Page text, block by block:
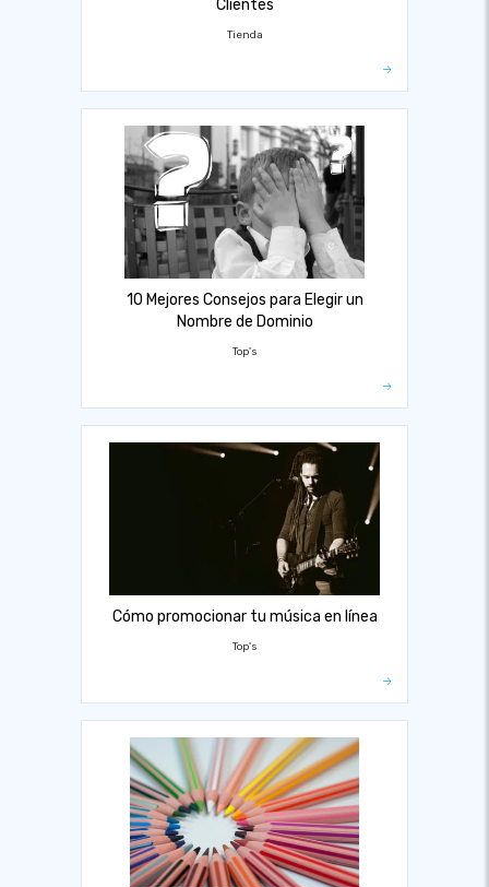
Clientes
Tienda
10 Mejores Consejos para Elegir un
Nombre de Dominio
Top's
Cómo promocionar tu música en línea
Top's